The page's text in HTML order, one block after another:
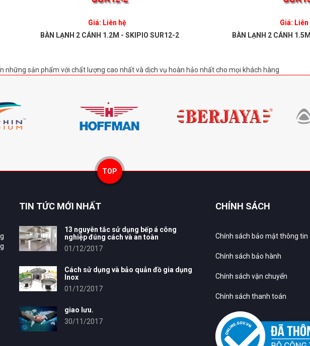
Giá: Liên hệ
BÀN LẠNH 2 CÁNH 1.2M - SKIPIO SUR12-2
Giá: Liên
BÀN LẠNH 2 CÁNH
những sản phẩm với chất lượng cao nhất và dịch vụ hoàn hảo nhất cho mọi khách hàng
TOP
TIN TỨC MỚI NHẤT
13 nguyên tắc sử dụng bếp á công
nghiệp đúng cách và an toàn
01/12/2017
Cách sử dụng và bảo quản đồ gia dụng
Inox
01/12/2017
giao lưu.
30/11/2017
CHÍNH SÁCH
Chính sách bảo mật thông tin
Chính sách bảo hành
Chính sách vận chuyển
Chính sách thanh toán